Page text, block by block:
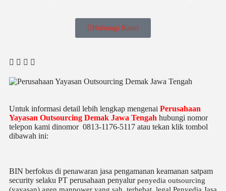
Hubungi Kami
Untuk informasi detail lebih lengkap mengenai Perusahaan
Yayasan Outsourcing Demak Jawa Tengah hubungi nomor
telepon kami dinomor 0813-1176-5117 atau tekan klik tombol
dibawah ini:
BIN berfokus di penawaran jasa pengamanan keamanan satpam
security selaku PT perusahaan penyalurpenyedia outsourcing